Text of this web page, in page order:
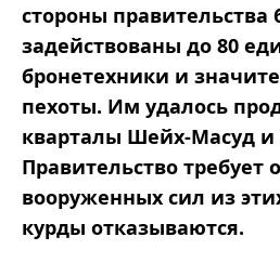
стороны правительства
задействованы до 80
бронетехники и
пехоты. Им удалось
кварталы Шейх-Масуд
Правительство требует
вооруженных сил из
курды отказываются.